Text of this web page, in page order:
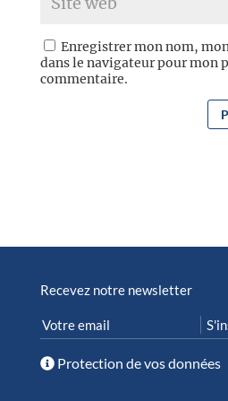
Enregistrer mon nom,
dans le navigateur pour mon
commentaire.
Recevez notre newsletter
Protection de vos données